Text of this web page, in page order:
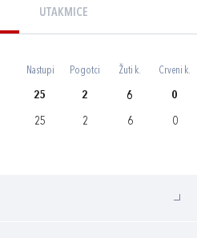
UTAKMICE
Nastupi Pogotci Žuti k. Crveni k.
25 2 6 0
25 2 6 0